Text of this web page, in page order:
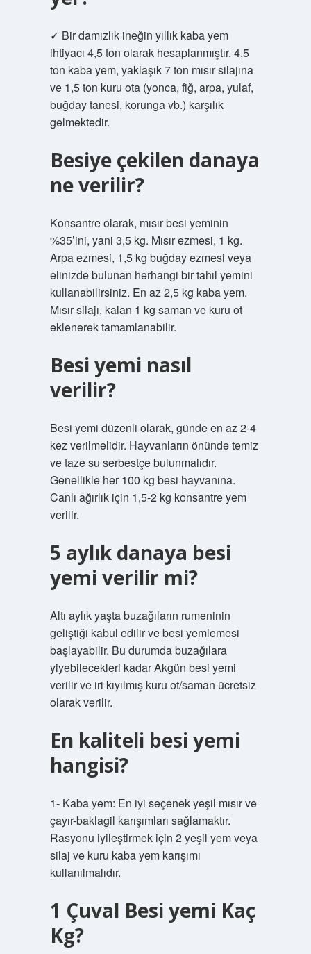
✓ Bir damızlık ineğin yıllık kaba yem
ihtiyacı 4,5 ton olarak hesaplanmıştır. 4,5
ton kaba yem, yaklaşık 7 ton mısır silajına
ve 1,5 ton kuru ota (yonca, fiğ, arpa, yulaf,
buğday tanesi, korunga vb.) karşılık
gelmektedir.
Besiye çekilen danaya
ne verilir?
Konsantre olarak, mısır besi yeminin
%35’ini, yani 3,5 kg. Mısır ezmesi, 1 kg.
Arpa ezmesi, 1,5 kg buğday ezmesi veya
elinizde bulunan herhangi bir tahıl yemini
kullanabilirsiniz. En az 2,5 kg kaba yem.
Mısır silajı, kalan 1 kg saman ve kuru ot
eklenerek tamamlanabilir.
Besi yemi nasıl
verilir?
Besi yemi düzenli olarak, günde en az 2-4
kez verilmelidir. Hayvanların önünde temiz
ve taze su serbestçe bulunmalıdır.
Genellikle her 100 kg besi hayvanına.
Canlı ağırlık için 1,5-2 kg konsantre yem
verilir.
5 aylık danaya besi
yemi verilir mi?
Altı aylık yaşta buzağıların rumeninin
geliştiği kabul edilir ve besi yemlemesi
başlayabilir. Bu durumda buzağılara
yiyebilecekleri kadar Akgün besi yemi
verilir ve iri kıyılmış kuru ot/saman ücretsiz
olarak verilir.
En kaliteli besi yemi
hangisi?
1- Kaba yem: En iyi seçenek yeşil mısır ve
çayır-baklagil karışımları sağlamaktır.
Rasyonu iyileştirmek için 2 yeşil yem veya
silaj ve kuru kaba yem karışımı
kullanılmalıdır.
1 Çuval Besi yemi Kaç
Kg?